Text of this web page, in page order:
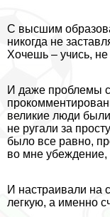
С высшим
никогда не
Хочешь – учись,
И даже проблемы
великие люди
не ругали за
было все равно,
во мне убеждение,
И настраивали на
легкую, а именно